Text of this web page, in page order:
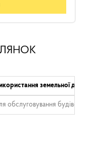
земельної
обслуговування будівель